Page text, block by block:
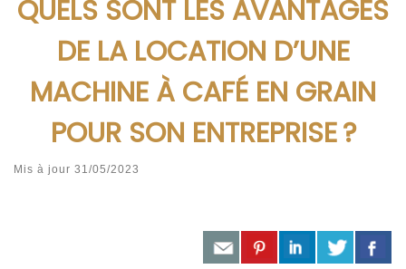
QUELS SONT LES AVANTAGES
DE LA LOCATION D’UNE
MACHINE À CAFÉ EN GRAIN
POUR SON ENTREPRISE ?
Mis à jour 31/05/2023